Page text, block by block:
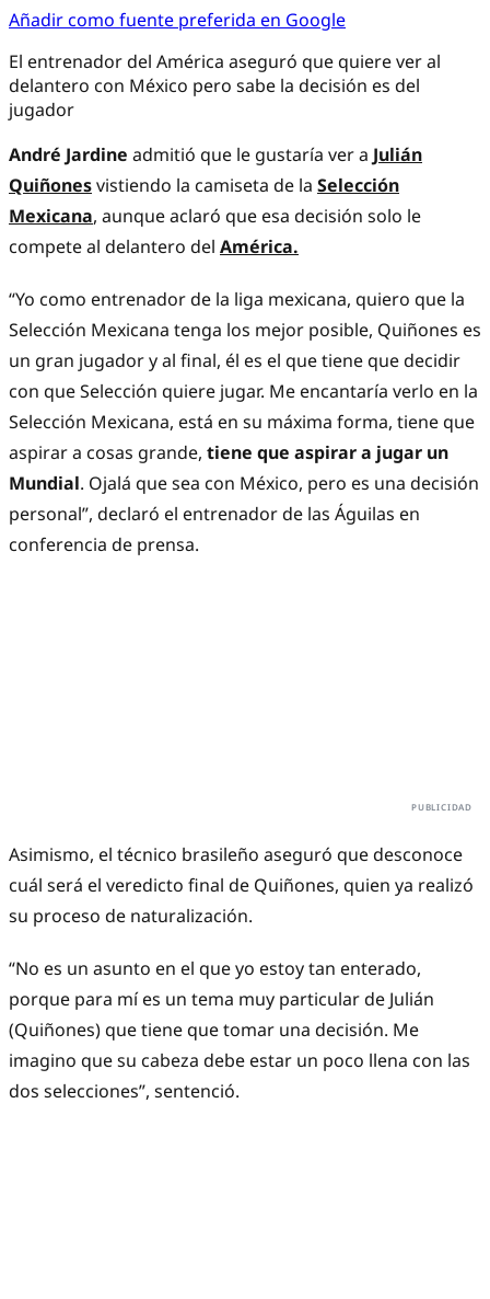
Añadir como fuente preferida en Google
El entrenador del América aseguró que quiere ver al
delantero con México pero sabe la decisión es del
jugador
André Jardine admitió que le gustaría ver a Julián
Quiñonesvistiendo la camiseta de la Selección
Mexicana, aunque aclaró que esa decisión solo le
compete al delantero del América.
“Yo como entrenador de la liga mexicana, quiero que la
Selección Mexicana tenga los mejor posible, Quiñones es
un gran jugador y al final, él es el que tiene que decidir
con que Selección quiere jugar. Me encantaría verlo en la
Selección Mexicana, está en su máxima forma, tiene que
aspirar a cosas grande, tiene que aspirar a jugar un
Mundial. Ojalá que sea con México, pero es una decisión
personal”, declaró el entrenador de las Águilas en
conferencia de prensa.
Asimismo, el técnico brasileño aseguró que desconoce
cuál será el veredicto final de Quiñones, quien ya realizó
su proceso de naturalización.
“No es un asunto en el que yo estoy tan enterado,
porque para mí es un tema muy particular de Julián
(Quiñones) que tiene que tomar una decisión. Me
imagino que su cabeza debe estar un poco llena con las
dos selecciones”, sentenció.